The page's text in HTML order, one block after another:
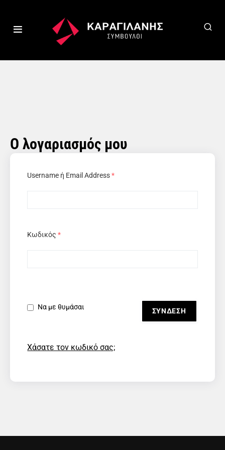
Ο λογαριασμός μου
Username ή Email Address*
Κωδικός*
Να με θυμάσαι
Χάσατε τον κωδικό σας;